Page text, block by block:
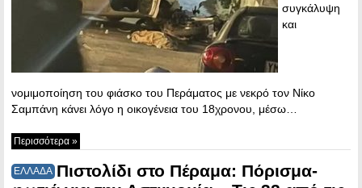
συγκάλυψη
και
νομιμοποίηση του φιάσκο του Περάματος με νεκρό τον Νίκο
Σαμπάνη κάνει λόγο η οικογένεια του 18χρονου, μέσω…
Περισσότερα »
ΕΛΛΑΔΑ Πιστολίδι στο Πέραμα: Πόρισμα-